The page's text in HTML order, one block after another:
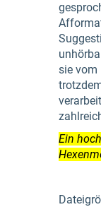
sie vom
Ein